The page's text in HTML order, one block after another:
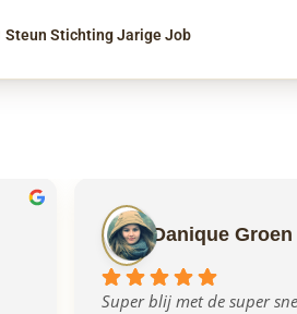
Steun Stichting Jarige Job
Danique Groen
Super blij met de super